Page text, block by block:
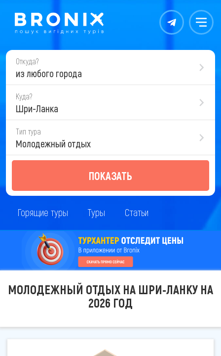
Контакты Меню
Откуда?
из любого города
Куда?
Шри-Ланка
Тип тура
Молодежный отдых
ПОКАЗАТЬ
Горящие туры Туры Статьи
МОЛОДЕЖНЫЙ ОТДЫХ НА ШРИ-ЛАНКУ НА
2026 ГОД